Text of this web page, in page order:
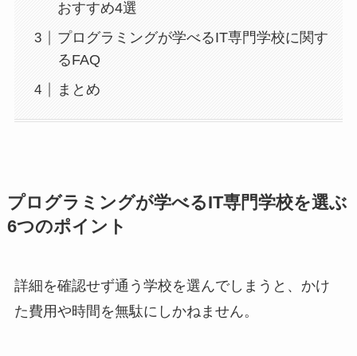
おすすめ4選
プログラミングが学べるIT専門学校に関す
るFAQ
まとめ
プログラミングが学べるIT専門学校を選ぶ
6つのポイント
詳細を確認せず通う学校を選んでしまうと、かけ
た費用や時間を無駄にしかねません。